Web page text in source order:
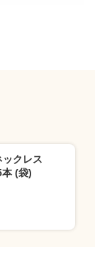
クレス
(袋)